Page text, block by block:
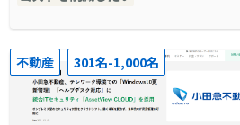
不動産 301名-1,000名